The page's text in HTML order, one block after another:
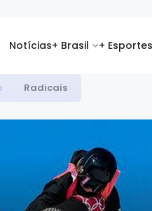
Notícias+ Brasil + Esportes
Radicais